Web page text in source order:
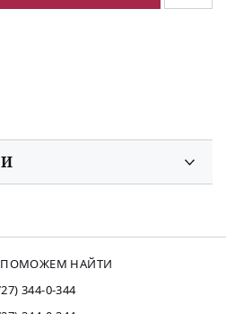
ПОМОЖЕМ НАЙТИ
344-0-344